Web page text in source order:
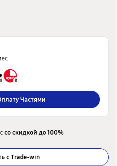
8 8
Частями
со скидкой до 100%
с Trade-win